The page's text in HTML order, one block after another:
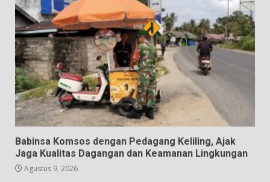
Babinsa Komsos dengan Pedagang Keliling, Ajak
Jaga Kualitas Dagangan dan Keamanan Lingkungan
Agustus 9, 2026